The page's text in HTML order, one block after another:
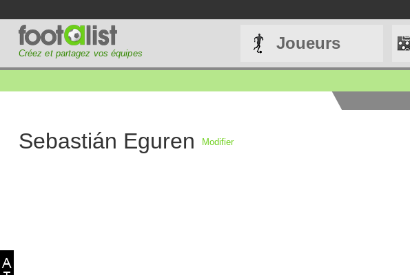
Créez et partagez vos équipes
Joueurs
Sebastián Eguren Modifier